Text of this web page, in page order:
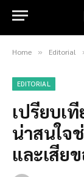
Home » Editorial
EDITORIAL
เปรียบเ
น่าสนใจ
และเสีย